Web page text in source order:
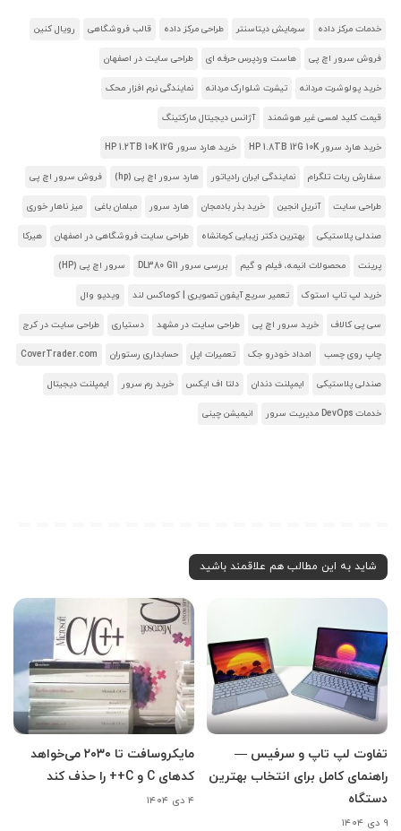
خدمات مرکز داده سرمایش دیتاسنتر طراحی مرکز داده قالب فروشگاهی رویال کنین
فروش سرور اچ پی هاست وردپرس حرفه ای طراحی سایت در اصفهان
خرید پولوشرت مردانه تیشرت شلوارک مردانه نمایندگی نرم افزار محک
قیمت کلید لمسی غیر هوشمند آژانس دیجیتال مارکتینگ
خرید هارد سرور HP 1.8TB 12G 10K خرید هارد سرور HP 1.2TB 10K 12G
سفارش ربات تلگرام نمایندگی ایران رادیاتور هارد سرور اچ پی (hp) فروش سرور اچ پی
طراحی سایت آنریل انجین خرید بذر بادمجان هارد سرور مبلمان باغی میز ناهار خوری
صندلی پلاستیکی بهترین دکتر زیبایی کرمانشاه طراحی سایت فروشگاهی در اصفهان هیرکا
پرینت محصولات انیمه، فیلم و گیم بررسی سرور DL380 G11 سرور اچ پی (HP)
خرید لپ تاپ استوک تعمیر سریع آیفون تصویری | کوماکس لند ویدیو وال
سی پی کالاف خرید سرور اچ پی طراحی سایت در مشهد دستیاری طراحی سایت در کرج
چاپ روی چسب امداد خودرو جک تعمیرات اپل حسابداری رستوران CoverTrader.com
صندلی پلاستیکی ایمپلنت دندان دلتا اف ایکس خرید رم سرور ایمپلنت دیجیتال
خدمات DevOps مدیریت سرور انیمیشن چینی
شاید به این مطالب هم علاقمند باشید
تفاوت لپ تاپ و سرفیس —
راهنمای کامل برای انتخاب بهترین
دستگاه
۹ دی ۱۴۰۴
مایکروسافت تا ۲۰۳۰ می‌خواهد
کدهای C و C++ را حذف کند
۴ دی ۱۴۰۴